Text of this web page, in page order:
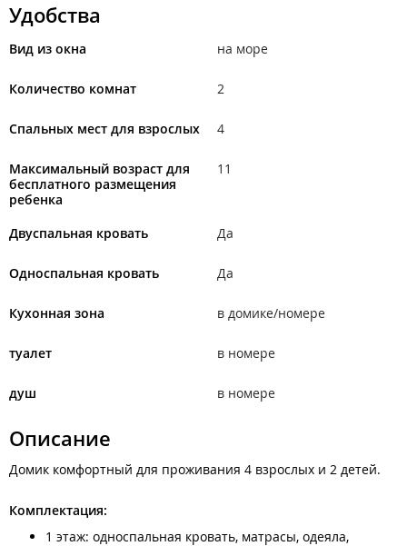
Удобства
Вид из окна на море
Количество комнат 2
Спальных мест для взрослых 4
Максимальный возраст для
бесплатного размещения
ребенка
11
Двуспальная кровать Да
Односпальная кровать Да
Кухонная зона в домике/номере
туалет в номере
душ в номере
Описание
Домик комфортный для проживания 4 взрослых и 2 детей.
Комплектация:
1 этаж: односпальная кровать, матрасы, одеяла,